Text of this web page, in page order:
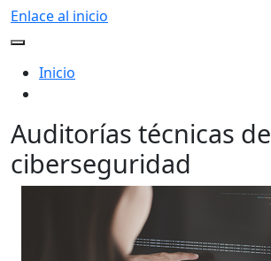
Enlace al inicio
Inicio
Auditorías técnicas de
ciberseguridad